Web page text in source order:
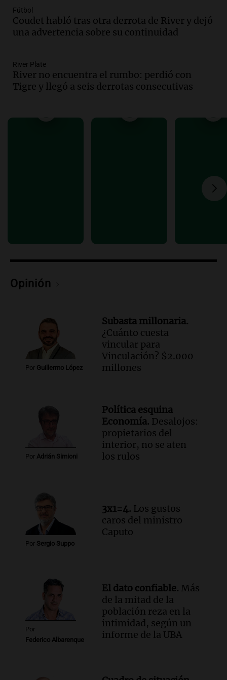
conviene priorizar
Una mañana para todos
Episodios
Episodios
contra el tiempo: necesita un trasplante
Una mañana para todos
Audio.
Panorama Federal
Episodios
Fútbol
Coudet habló tras otra derrota de River y dejó
una advertencia sobre su continuidad
River Plate
River no encuentra el rumbo: perdió con
Tigre y llegó a seis derrotas consecutivas
Opinión
Por Guillermo López
Subasta millonaria.
¿Cuánto cuesta
vincular para
Vinculación? $2.000
millones
Por Adrián Simioni
Política esquina
Economía. Desalojos:
propietarios del
interior, no se aten
los rulos
Por Sergio Suppo
3x1=4. Los gustos
caros del ministro
Caputo
Por
Federico Albarenque
El dato confiable. Más
de la mitad de la
población reza en la
intimidad, según un
informe de la UBA